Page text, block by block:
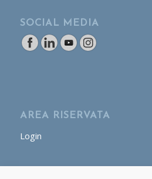
SOCIAL MEDIA
AREA RISERVATA
Login